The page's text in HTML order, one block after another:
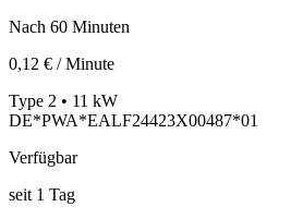
Nach 60 Minuten
0,12 € / Minute
Type 2 • 11 kW
DE*PWA*EALF24423X00487*01
Verfügbar
seit 1 Tag